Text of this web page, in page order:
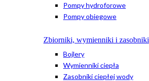
Pompy hydroforowe
Pompy obiegowe
Zbiorniki, wymienniki i zasobniki
Bojlery
Wymienniki ciepła
Zasobniki ciepłej wody